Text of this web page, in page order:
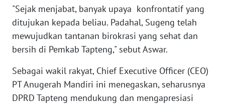
"Sejak menjabat, banyak upaya konfrontatif yang
ditujukan kepada beliau. Padahal, Sugeng telah
mewujudkan tantanan birokrasi yang sehat dan
bersih di Pemkab Tapteng," sebut Aswar.
Sebagai wakil rakyat, Chief Executive Officer (CEO)
PT Anugerah Mandiri ini menegaskan, seharusnya
DPRD Tapteng mendukung dan mengapresiasi
WN
NTB
WN
SULTENG
WN
SULBAR